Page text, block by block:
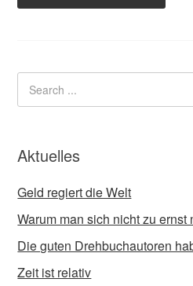
Aktuelles
Geld regiert die Welt
Warum man sich nicht zu ernst
Die guten Drehbuchautoren
Zeit ist relativ